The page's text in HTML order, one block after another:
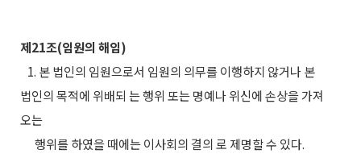
제21조(임원의 해임)
1. 본 법인의 임원으로서 임원의 의무를 이행하지 않거나 본
법인의 목적에 위배되 는 행위 또는 명예나 위신에 손상을 가져
오는
행위를 하였을 때에는 이사회의 결의 로 제명할 수 있다.